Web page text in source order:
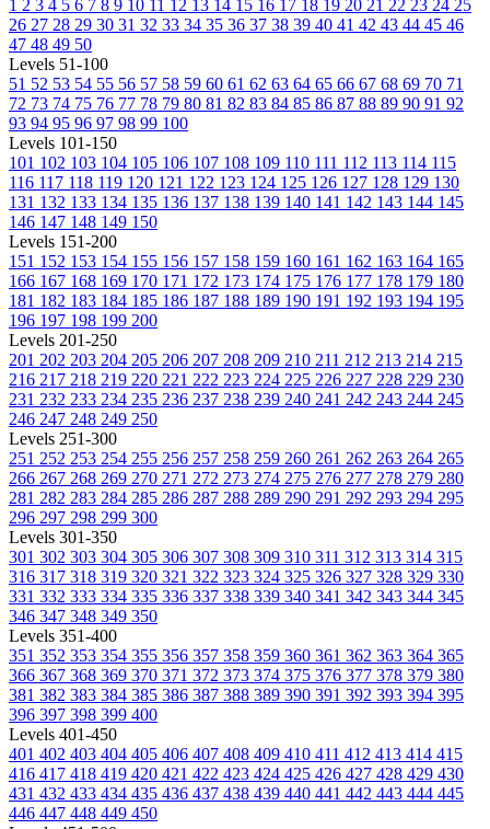
1 2 3 4 5 6 7 8 9 10 11 12 13 14 15 16 17 18 19 20 21 22 23 24 25
26 27 28 29 30 31 32 33 34 35 36 37 38 39 40 41 42 43 44 45 46
47 48 49 50
Levels 51-100
51 52 53 54 55 56 57 58 59 60 61 62 63 64 65 66 67 68 69 70 71
72 73 74 75 76 77 78 79 80 81 82 83 84 85 86 87 88 89 90 91 92
93 94 95 96 97 98 99 100
Levels 101-150
101 102 103 104 105 106 107 108 109 110 111 112 113 114 115
116 117 118 119 120 121 122 123 124 125 126 127 128 129 130
131 132 133 134 135 136 137 138 139 140 141 142 143 144 145
146 147 148 149 150
Levels 151-200
151 152 153 154 155 156 157 158 159 160 161 162 163 164 165
166 167 168 169 170 171 172 173 174 175 176 177 178 179 180
181 182 183 184 185 186 187 188 189 190 191 192 193 194 195
196 197 198 199 200
Levels 201-250
201 202 203 204 205 206 207 208 209 210 211 212 213 214 215
216 217 218 219 220 221 222 223 224 225 226 227 228 229 230
231 232 233 234 235 236 237 238 239 240 241 242 243 244 245
246 247 248 249 250
Levels 251-300
251 252 253 254 255 256 257 258 259 260 261 262 263 264 265
266 267 268 269 270 271 272 273 274 275 276 277 278 279 280
281 282 283 284 285 286 287 288 289 290 291 292 293 294 295
296 297 298 299 300
Levels 301-350
301 302 303 304 305 306 307 308 309 310 311 312 313 314 315
316 317 318 319 320 321 322 323 324 325 326 327 328 329 330
331 332 333 334 335 336 337 338 339 340 341 342 343 344 345
346 347 348 349 350
Levels 351-400
351 352 353 354 355 356 357 358 359 360 361 362 363 364 365
366 367 368 369 370 371 372 373 374 375 376 377 378 379 380
381 382 383 384 385 386 387 388 389 390 391 392 393 394 395
396 397 398 399 400
Levels 401-450
401 402 403 404 405 406 407 408 409 410 411 412 413 414 415
416 417 418 419 420 421 422 423 424 425 426 427 428 429 430
431 432 433 434 435 436 437 438 439 440 441 442 443 444 445
446 447 448 449 450